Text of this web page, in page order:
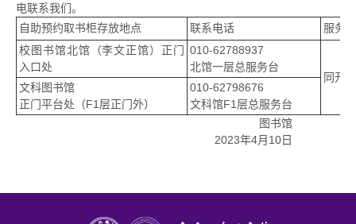
电联系我们。
自助预约取书柜存放地点
联系电话
服务
校图书馆北馆（李文正馆）正门
入口处
010-62788937
北馆一层总服务台
同开
文科图书馆
正门平台处（F1层正门外）
010-62798676
文科馆F1层总服务台
图书馆
2023年4月10日